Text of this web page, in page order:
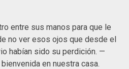
entre sus manos para que le
no ver esos ojos que desde el
habían sido su perdición. —
en nuestra casa.